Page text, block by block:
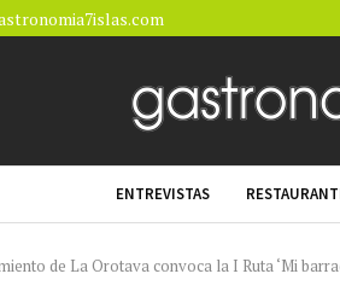
ENTREVISTAS
de La Orotava convoca la I Ruta ‘Mi